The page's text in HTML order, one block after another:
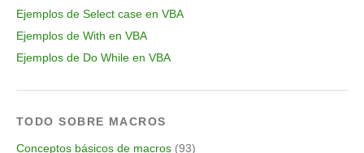
Ejemplos de Select case en VBA
Ejemplos de With en VBA
Ejemplos de Do While en VBA
TODO SOBRE MACROS
Conceptos básicos de macros (93)